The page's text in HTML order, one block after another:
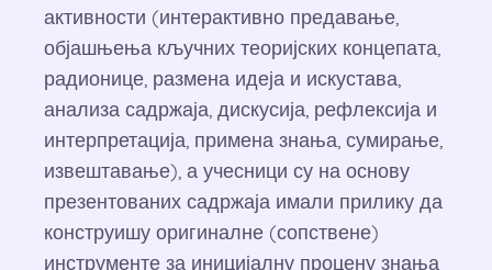
активности (интерактивно предавање,
објашњења кључних теоријских концепата,
радионице, размена идеја и искустава,
анализа садржаја, дискусија, рефлексија и
интерпретација, примена знања, сумирање,
извештавање), а учесници су на основу
презентованих садржаја имали прилику да
конструишу оригиналне (сопствене)
инструменте за иницијалну процену знања